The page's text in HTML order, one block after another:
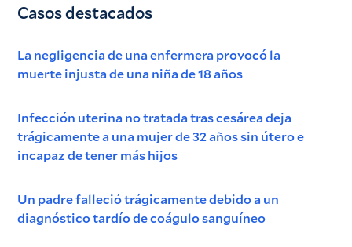
Casos destacados
La negligencia de una enfermera provocó la
muerte injusta de una niña de 18 años
Infección uterina no tratada tras cesárea deja
trágicamente a una mujer de 32 años sin útero e
incapaz de tener más hijos
Un padre falleció trágicamente debido a un
diagnóstico tardío de coágulo sanguíneo